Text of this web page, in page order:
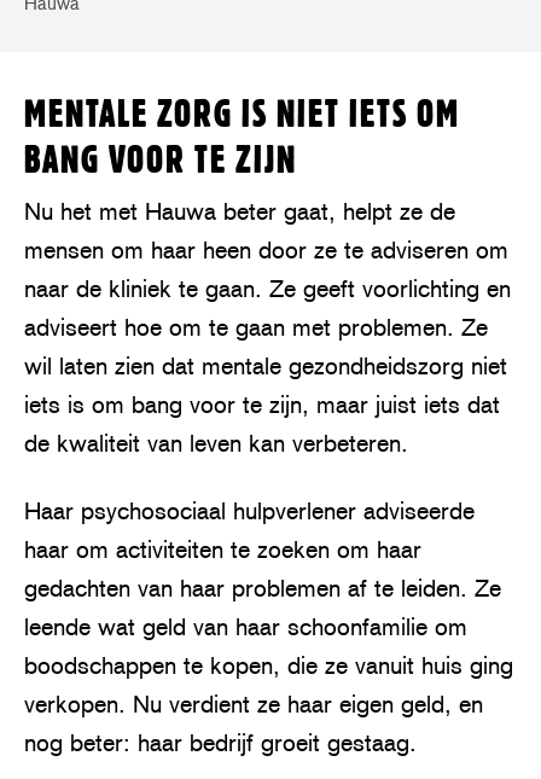
MENTALE ZORG IS NIET IETS OM
BANG VOOR TE ZIJN
Nu het met Hauwa beter gaat, helpt ze de
mensen om haar heen door ze te adviseren om
naar de kliniek te gaan. Ze geeft voorlichting en
adviseert hoe om te gaan met problemen. Ze
wil laten zien dat mentale gezondheidszorg niet
iets is om bang voor te zijn, maar juist iets dat
de kwaliteit van leven kan verbeteren.
Haar psychosociaal hulpverlener adviseerde
haar om activiteiten te zoeken om haar
gedachten van haar problemen af ​​te leiden. Ze
leende wat geld van haar schoonfamilie om
boodschappen te kopen, die ze vanuit huis ging
verkopen. Nu verdient ze haar eigen geld, en
nog beter: haar bedrijf groeit gestaag.